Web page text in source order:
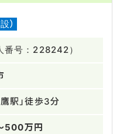
）
番号：228242）
駅」徒歩3分
500万円